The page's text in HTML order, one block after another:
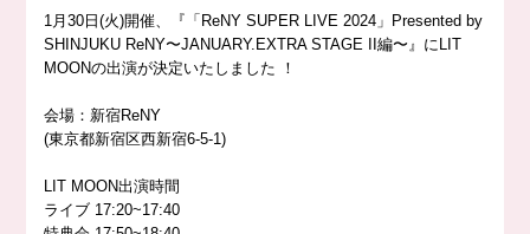
1月30日(火)開催、『「ReNY SUPER LIVE 2024」Presented by
SHINJUKU ReNY〜JANUARY.EXTRA STAGE II編〜』にLIT
MOONの出演が決定いたしました ！
会場：新宿ReNY
(東京都新宿区西新宿6-5-1)
LIT MOON出演時間
ライブ 17:20~17:40